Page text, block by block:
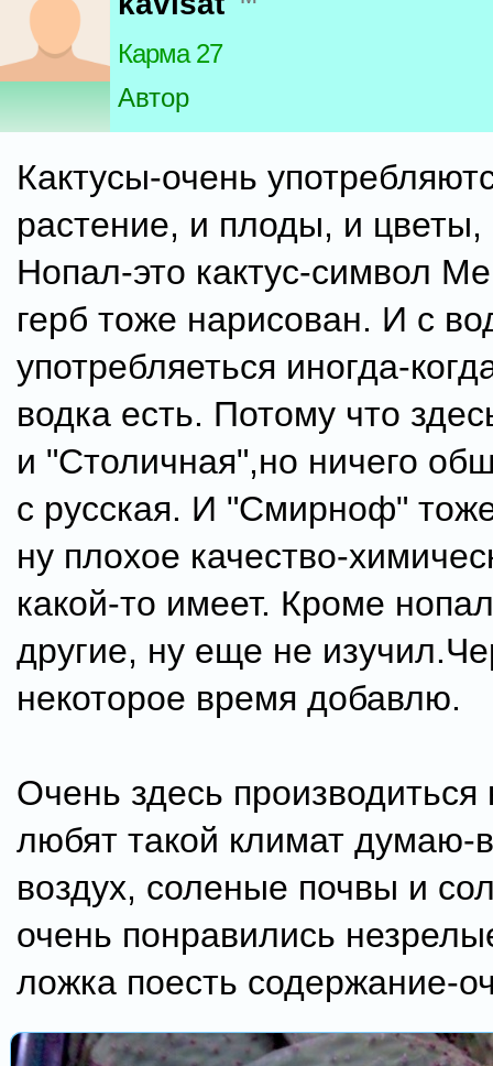
Карма 27
Автор
Кактусы-очень
растение, и плоды, и цветы,
Нопал-это кактус-символ
герб тоже нарисован. И с
употребляеться иногда-
водка есть. Потому что
и "Столичная",но ничего
с русская. И "Смирноф"
ну плохое качество-
какой-то имеет. Кроме
другие, ну еще не
некоторое время добавлю.
Очень здесь производиться
любят такой климат думаю-
воздух, соленые почвы и
очень понравились
ложка поесть содержание-